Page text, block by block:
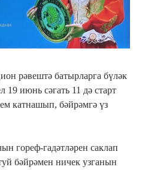
рәвештә батырларга бүләк
июнь сәгать 11 дә старт
катнашып, бәйрәмгә үз
гореф-гадәтләрен саклап
бәйрәмен ничек узганын